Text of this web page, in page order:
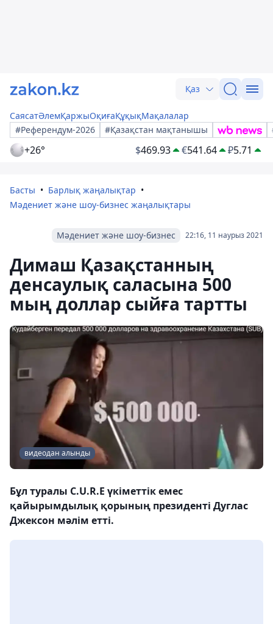
Қаз
СаясатӘлемҚаржыОқиғаҚұқықМақалалар
#Референдум-2026
#Қазақстан мақтанышы
+26° $469.93 €541.64 ₽5.71
Басты
Барлық жаңалықтар
Мәдениет және шоу-бизнес жаңалықтары
22:16, 11 наурыз 2021
Мәдениет және шоу-бизнес
Димаш Қазақстанның
денсаулық саласына 500
мың доллар сыйға тартты
видеодан алынды
Бұл туралы C.U.R.E үкіметтік емес
қайырымдылық қорының президенті Дуглас
Джексон мәлім етті.